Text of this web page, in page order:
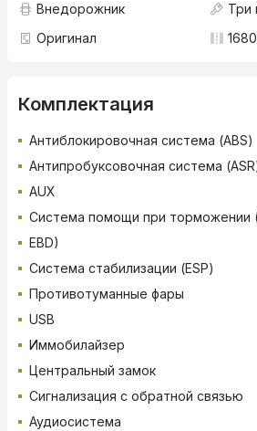
Внедорожник
Три
Оригинал
Комплектация
Антиблокировочная система (ABS)
Антипробуксовочная система
AUX
Система помощи при торможении
EBD)
Система стабилизации (ESP)
Противотуманные фары
USB
Иммобилайзер
Центральный замок
Сигнализация с обратной связью
Аудиосистема